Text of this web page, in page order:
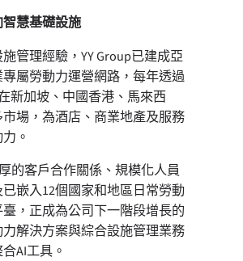
慧基礎設施
管理經驗，YY Group已建成亞
屬勞動力運營網路，每年透過
新加坡、中國香港、馬來西
場，為酒店、商業地產及服務
。
的客戶合作關係、規模化人員
嵌入12個國家和地區日常勞動
，正成為公司下一階段增長的
解決方案與綜合設施管理業務
AI工具。